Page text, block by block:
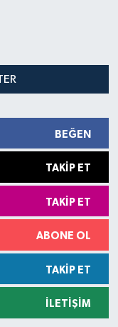
BEĞEN
TAKIP ET
TAKIP ET
ABONE OL
TAKIP ET
İLETIŞIM